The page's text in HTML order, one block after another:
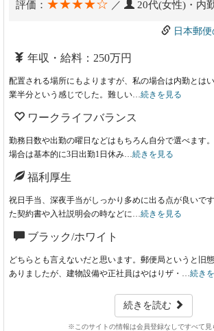
評価： ★★★★☆ ／ 20代(女性)・内
日本郵
年収・給料：250万円
配置される場所にもよりますが、私の場合は内勤とは
業半分という感じでした。難しい… 続きを見る
ワークライフバランス
勤務日数や出勤の曜日などはもちろん自分で選べます
場合は基本的に3日出勤1日休み… 続きを見る
福利厚生
祝日手当、深夜手当がしっかり多めに出る点が良いで
た契約書や入社説明会の時などに… 続きを見る
ブラック/ホワイト
どちらとも言えないだと思います。郵便局というと旧
ありましたが、建物設備や正社員はやはりザ・… 続き
続きを読む
※このサイトの情報は会員登録なしですべて見